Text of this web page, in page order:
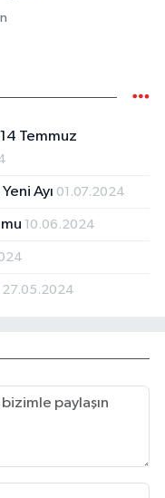
Temmuz
Ayı 01.07.2024
10.06.2024
27.05.2024